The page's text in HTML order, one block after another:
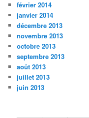
février 2014
janvier 2014
décembre 2013
novembre 2013
octobre 2013
septembre 2013
août 2013
juillet 2013
juin 2013